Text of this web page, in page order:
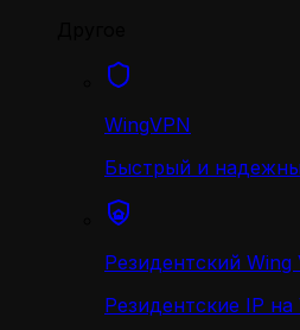
WingVPN
Быстрый и
Резидентский Wing
Резидентские IP на